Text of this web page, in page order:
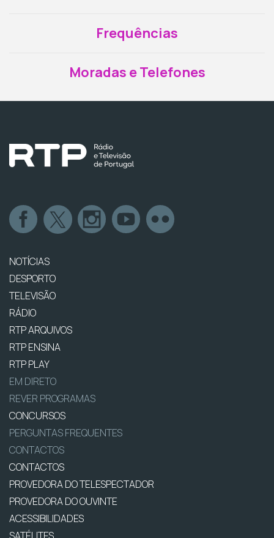
Frequências
Moradas e Telefones
NOTÍCIAS
DESPORTO
TELEVISÃO
RÁDIO
RTP ARQUIVOS
RTP ENSINA
RTP PLAY
EM DIRETO
REVER PROGRAMAS
CONCURSOS
PERGUNTAS FREQUENTES
CONTACTOS
CONTACTOS
PROVEDORA DO TELESPECTADOR
PROVEDORA DO OUVINTE
ACESSIBILIDADES